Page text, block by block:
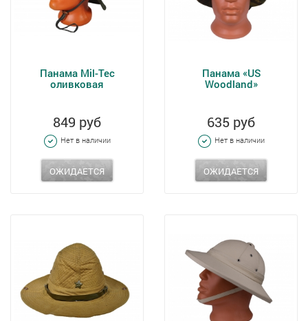
Панама Mil-Tec
оливковая
849 руб
Нет в наличии
ОЖИДАЕТСЯ
Панама «US
Woodland»
635 руб
Нет в наличии
ОЖИДАЕТСЯ